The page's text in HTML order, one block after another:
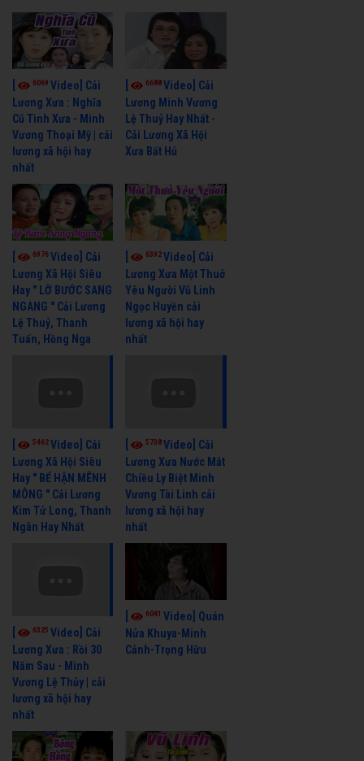
6069 Video] Cải
Lương Xưa : Nghĩa
Cũ Tình Xưa - Minh
Vương Thoại Mỹ | cải
lương xã hội hay
nhất
6688Video] Cải
Lương Minh Vương
Lệ Thuỷ Hay Nhất -
Cải Lương Xã Hội
Xưa Bất Hủ
6976Video] Cải
Lương Xã Hội Siêu
Hay " LỠ BƯỚC SANG
NGANG " Cải Lương
Lệ Thuỷ, Thanh
Tuấn, Hồng Nga
6392Video] Cải
Lương Xưa Một Thuở
Yêu Người Vũ Linh
Ngọc Huyền cải
lương xã hội hay
nhất
5462Video] Cải
Lương Xã Hội Siêu
Hay " BỂ HẬN MÊNH
MÔNG " Cải Lương
Kim Tử Long, Thanh
Ngân Hay Nhất
5738Video] Cải
Lương Xưa Nước Mắt
Chiều Ly Biệt Minh
Vương Tài Linh cải
lương xã hội hay
nhất
6325 Video] Cải
Lương Xưa : Rồi 30
Năm Sau - Minh
Vương Lệ Thủy | cải
lương xã hội hay
nhất
6041Video] Quán
Nửa Khuya-Minh
Cảnh-Trọng Hữu